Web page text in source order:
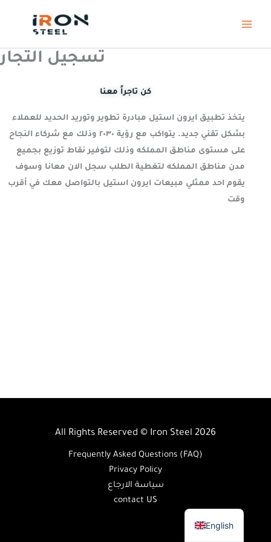
تسجيل التجار
كن تاجراً معنا
يتخذ تطبيق ايرون استيل مبادرة تطوير وتوريد الحديد للعملاء
بشكل تقني جديد. يتواكب مع رؤية ٢٠٣٠ وذلك مع شركاء النجاح
على مستوى مناطق المملكه وذلك لتوفير نقاط توزيع بجميع
مدن مناطق المملكه لتغطية الطلب سجل الان معانا وسوف
يقوم احد ممثلي مبيعات ايرون استيل بالتواصل معك في أقرب
وقت
All Rights Reserved © Iron Steel 2026
Frequently Asked Questions (FAQ)
Privacy Policy
سياسة الارجاع
contact US
English